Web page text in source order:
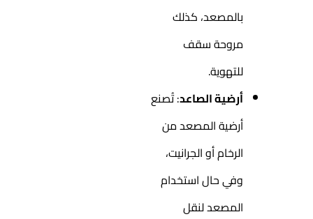
بالمصعد، كذلك
مروحة سقف
للتهوية.
أرضية الصاعد: تُصنع
أرضية المصعد من
الرخام أو الجرانيت،
وفي حال استخدام
المصعد لنقل